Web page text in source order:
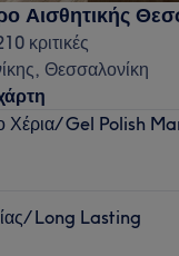
αποτελείται
που φροντίζουν τους
αφοσίωση,
ονυχοπλαστικής
Go to venue
Αισθητικής
κριτικές
Θεσσαλονίκη
Χέρια/ Gel Polish
Long Lasting